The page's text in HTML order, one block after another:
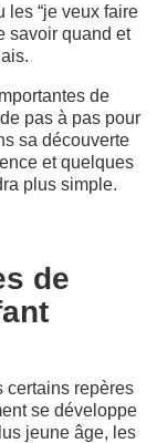
les “je veux faire
savoir quand et
de
pas à pas pour
sa découverte
et quelques
plus simple.
de
certains repères
se développe
jeune âge, les